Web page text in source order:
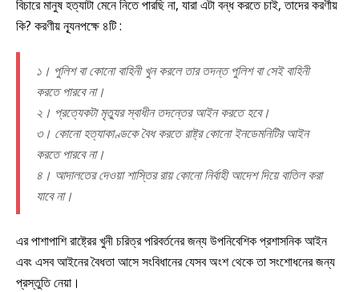
বিচারে মানুষ হত্যাটা মেনে নিতে পারছি না, যারা এটা বন্ধ করতে চাই, তাদের করণীয়
কি? করণীয় ন্যূনপক্ষে ৪টি :
১। পুলিশ বা কোনো বাহিনী খুন করলে তার তদন্ত পুলিশ বা সেই বাহিনী
করতে পারবে না।
২। প্রত্যেকটা মৃত্যুর স্বাধীন তদন্তের আইন করতে হবে।
৩। কোনো হত্যাকাণ্ডকে বৈধ করতে রাষ্ট্র কোনো ইনডেমনিটির আইন
করতে পারবে না।
৪। আদালতের দেওয়া শাস্তির রায় কোনো নির্বাহী আদেশ দিয়ে বাতিল করা
যাবে না।
এর পাশাপাশি রাষ্ট্রের খুনী চরিত্র পরিবর্তনের জন্য উপনিবেশিক প্রশাসনিক আইন
এবং এসব আইনের বৈধতা আসে সংবিধানের যেসব অংশ থেকে তা সংশোধনের জন্য
প্রস্তুতি নেয়া।